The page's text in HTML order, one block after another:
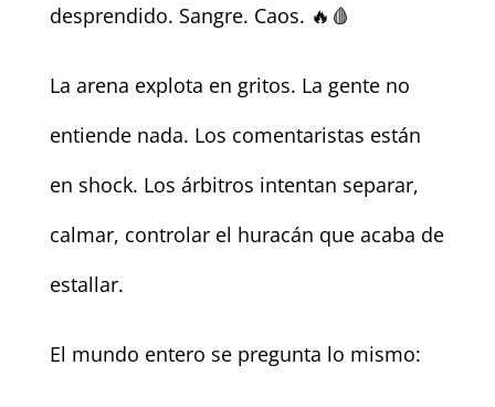
desprendido. Sangre. Caos. 🔥🩸
La arena explota en gritos. La gente no
entiende nada. Los comentaristas están
en shock. Los árbitros intentan separar,
calmar, controlar el huracán que acaba de
estallar.
El mundo entero se pregunta lo mismo: